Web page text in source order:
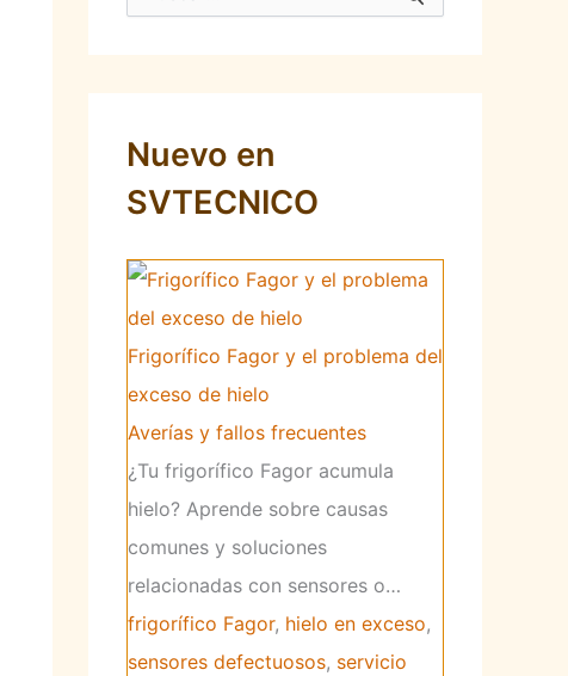
o
r
:
Nuevo en
SVTECNICO
Frigorífico Fagor y el problema del
exceso de hielo
Averías y fallos frecuentes
¿Tu frigorífico Fagor acumula
hielo? Aprende sobre causas
comunes y soluciones
relacionadas con sensores o…
frigorífico Fagor, hielo en exceso,
sensores defectuosos, servicio